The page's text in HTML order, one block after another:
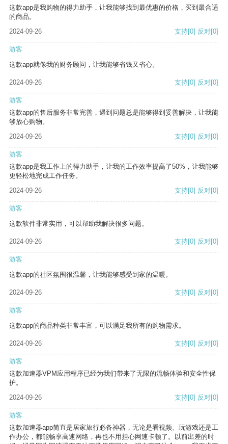
这款app是我购物的得力助手，让我能够找到最优惠的价格，买到最合适
的商品。
2024-09-26
支持[0] 反对[0]
游客
这款app就像我的财务顾问，让我能够省钱又省心。
2024-09-26 支持[0] 反对[0]
游客
这款app的售后服务非常完善，遇到问题总是能够得到妥善解决，让我能
够放心购物。
2024-09-26
支持[0] 反对[0]
游客
这款app是我工作上的得力助手，让我的工作效率提高了50%，让我能够
更轻松地完成工作任务。
2024-09-26
支持[0] 反对[0]
游客
这款软件非常实用，可以帮助我解决很多问题。
2024-09-26 支持[0] 反对[0]
游客
这款app的社区氛围很温馨，让我能够感受到家的温暖。
2024-09-26 支持[0] 反对[0]
游客
这款app的商品种类非常丰富，可以满足我所有的购物需求。
2024-09-26 支持[0] 反对[0]
游客
这款加速器VPM应用程序已经为我们带来了无限的流畅体验和安全性保
护。
2024-09-26
支持[0] 反对[0]
游客
这款加速器app简直是居家旅行必备神器，无论是看视频、玩游戏还是工
作办公，都能畅享高速网络，再也不用担心网速卡顿了。以前出差的时